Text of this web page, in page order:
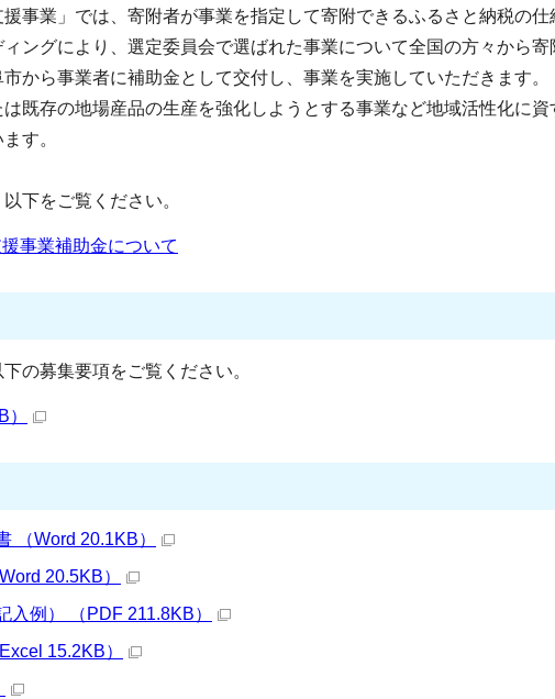
事業」では、寄附者が事業を指定して寄附できるふるさと納税の仕
ングにより、選定委員会で選ばれた事業について全国の方々から寄
から事業者に補助金として交付し、事業を実施していただきます。
既存の地場産品の生産を強化しようとする事業など地域活性化に資
す。
下をご覧ください。
事業補助金について
の募集要項をご覧ください。
（Word 20.1KB）
20.5KB）
入例） （PDF 211.8KB）
15.2KB）